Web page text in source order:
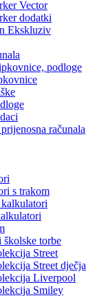
Vector
dodatki
Ekskluziv
podloge
računala
s trakom
školske torbe
Street
Street dječja
Liverpool
Smiley